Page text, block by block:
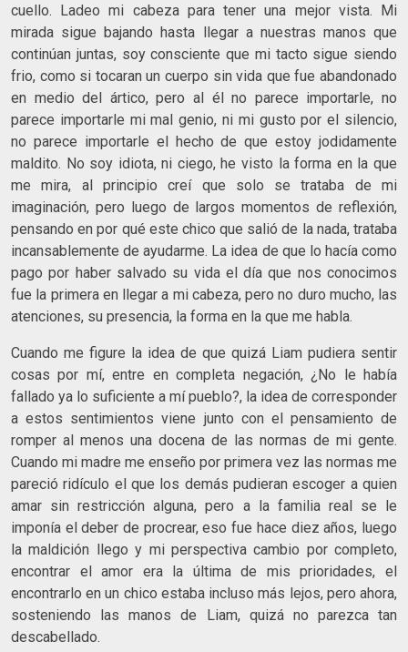
cuello. Ladeo mi cabeza para tener una mejor vista. Mi
mirada sigue bajando hasta llegar a nuestras manos que
continúan juntas, soy consciente que mi tacto sigue siendo
frio, como si tocaran un cuerpo sin vida que fue abandonado
en medio del ártico, pero al él no parece importarle, no
parece importarle mi mal genio, ni mi gusto por el silencio,
no parece importarle el hecho de que estoy jodidamente
maldito. No soy idiota, ni ciego, he visto la forma en la que
me mira, al principio creí que solo se trataba de mi
imaginación, pero luego de largos momentos de reflexión,
pensando en por qué este chico que salió de la nada, trataba
incansablemente de ayudarme. La idea de que lo hacía como
pago por haber salvado su vida el día que nos conocimos
fue la primera en llegar a mi cabeza, pero no duro mucho, las
atenciones, su presencia, la forma en la que me habla.
Cuando me figure la idea de que quizá Liam pudiera sentir
cosas por mí, entre en completa negación, ¿No le había
fallado ya lo suficiente a mí pueblo?, la idea de corresponder
a estos sentimientos viene junto con el pensamiento de
romper al menos una docena de las normas de mi gente.
Cuando mi madre me enseño por primera vez las normas me
pareció ridículo el que los demás pudieran escoger a quien
amar sin restricción alguna, pero a la familia real se le
imponía el deber de procrear, eso fue hace diez años, luego
la maldición llego y mi perspectiva cambio por completo,
encontrar el amor era la última de mis prioridades, el
encontrarlo en un chico estaba incluso más lejos, pero ahora,
sosteniendo las manos de Liam, quizá no parezca tan
descabellado.